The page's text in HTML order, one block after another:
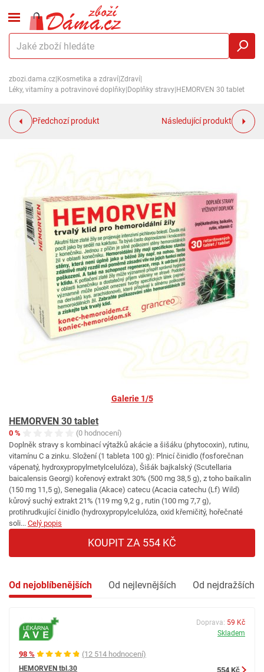
zbozi.dama.cz Kosmetika a zdraví Zdraví
Léky, vitamíny a potravinové doplňky Doplňky stravy HEMORVEN 30 tablet
Předchozí produkt Následující produkt
Galerie 1/5
HEMORVEN 30 tablet
0 %
(0 hodnocení)
Doplněk stravy s kombinací výtažků akácie a šišáku (phytocoxin), rutinu,
vitamínu C a zinku. Složení (1 tableta 100 g): Plnicí činidlo (fosforečnan
vápenatý, hydroxypropylmetylcelulóza), Šišák bajkalský (Scutellaria
baicalensis Georgi) kořenový extrakt 30% (500 mg 38,5 g), z toho baikalin
(150 mg 11,5 g), Senegalia (Akace) catecu (Acacia catechu (Lf) Wild)
kůrový suchý extrakt 21% (119 mg 9,2 g , rutin (100 mg 7,7 g),
protihrudkující činidlo (hydroxypropylcelulóza, oxid křemičitý, hořečnaté
soli... Celý popis
KOUPIT ZA 554 KČ
Od nejoblíbenějších Od nejlevnějších Od nejdražších
98 % (12 514 hodnocení)
HEMORVEN tbl.30
Doprava: 59 Kč
Skladem
554 Kč